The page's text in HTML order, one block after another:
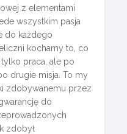
z elementami
wszystkim pasja
do każdego
kochamy to, co
praca, ale po
drugie misja. To my
zdobywanemu przez
do
zdobył